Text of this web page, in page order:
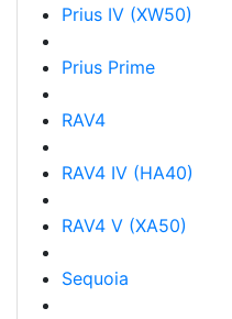
Prius IV (XW50)
Prius Prime
RAV4
RAV4 IV (HA40)
RAV4 V (XA50)
Sequoia